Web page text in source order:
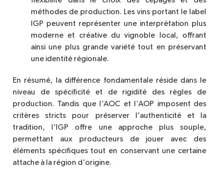
méthodes de production. Les vins portant le label
IGP peuvent représenter une interprétation plus
moderne et créative du vignoble local, offrant
ainsi une plus grande variété tout en préservant
une identité régionale.
En résumé, la différence fondamentale réside dans le
niveau de spécificité et de rigidité des règles de
production. Tandis que l'AOC et l'AOP imposent des
critères stricts pour préserver l'authenticité et la
tradition, l'IGP offre une approche plus souple,
permettant aux producteurs de jouer avec des
éléments spécifiques tout en conservant une certaine
attache à la région d'origine.